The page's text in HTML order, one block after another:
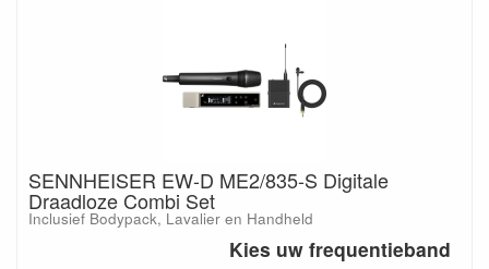
SENNHEISER EW-D ME2/835-S Digitale
Draadloze Combi Set
Inclusief Bodypack, Lavalier en Handheld
Kies uw frequentieband